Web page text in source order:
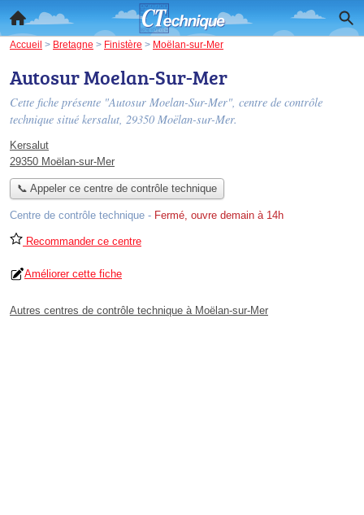
Accueil > Bretagne > Finistère > Moëlan-sur-Mer
Autosur Moelan-Sur-Mer
Cette fiche présente "Autosur Moelan-Sur-Mer", centre de contrôle
technique situé kersalut, 29350 Moëlan-sur-Mer.
Kersalut
29350 Moëlan-sur-Mer
📞 Appeler ce centre de contrôle technique
Centre de contrôle technique - Fermé, ouvre demain à 14h
Recommander ce centre
Améliorer cette fiche
Autres centres de contrôle technique à Moëlan-sur-Mer